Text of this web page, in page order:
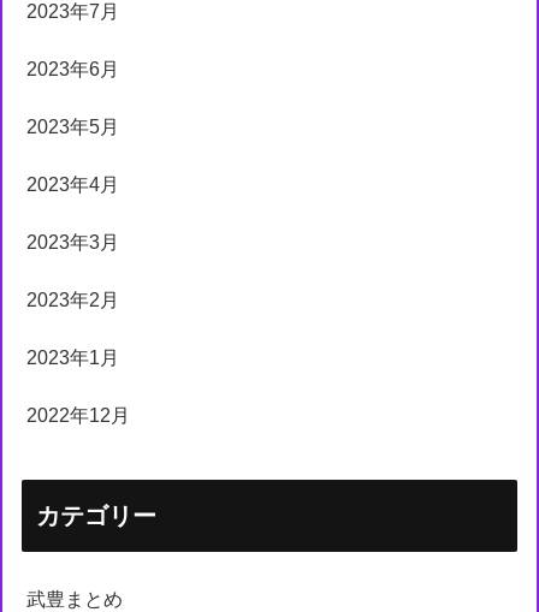
2023年7月
2023年6月
2023年5月
2023年4月
2023年3月
2023年2月
2023年1月
2022年12月
カテゴリー
武豊まとめ